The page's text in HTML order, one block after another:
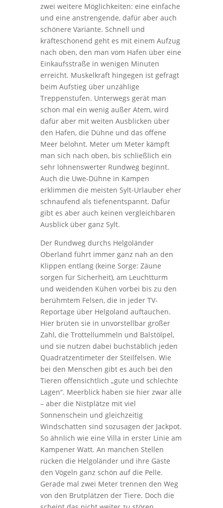
zwei weitere Möglichkeiten: eine einfache
und eine anstrengende, dafür aber auch
schönere Variante. Schnell und
kräfteschonend geht es mit einem Aufzug
nach oben, den man vom Hafen über eine
Einkaufsstraße in wenigen Minuten
erreicht. Muskelkraft hingegen ist gefragt
beim Aufstieg über unzählige
Treppenstufen. Unterwegs gerät man
schon mal ein wenig außer Atem, wird
dafür aber mit weiten Ausblicken über
den Hafen, die Dühne und das offene
Meer belohnt. Meter um Meter kämpft
man sich nach oben, bis schließlich ein
sehr lohnenswerter Rundweg beginnt.
Auch die Uwe-Dühne in Kampen
erklimmen die meisten Sylt-Urlauber eher
schnaufend als tiefenentspannt. Dafür
gibt es aber auch keinen vergleichbaren
Ausblick über ganz Sylt.
Der Rundweg durchs Helgoländer
Oberland führt immer ganz nah an den
Klippen entlang (keine Sorge: Zäune
sorgen für Sicherheit), am Leuchtturm
und weidenden Kühen vorbei bis zu den
berühmtem Felsen, die in jeder TV-
Reportage über Helgoland auftauchen.
Hier brüten sie in unvorstellbar großer
Zahl, die Trottellummeln und Balstölpel,
und sie nutzen dabei buchstäblich jeden
Quadratzentimeter der Steilfelsen. Wie
bei den Menschen gibt es auch bei den
Tieren offensichtlich „gute und schlechte
Lagen“. Meerblick haben sie hier zwar alle
– aber die Nistplätze mit viel
Sonnenschein und gleichzeitig
Windschatten sind sozusagen der Jackpot.
So ähnlich wie eine Villa in erster Linie am
Kampener Watt. An manchen Stellen
rücken die Helgoländer und ihre Gäste
den Vögeln ganz schön auf die Pelle.
Gerade mal zwei Meter trennen den Weg
von den Brutplätzen der Tiere. Doch die